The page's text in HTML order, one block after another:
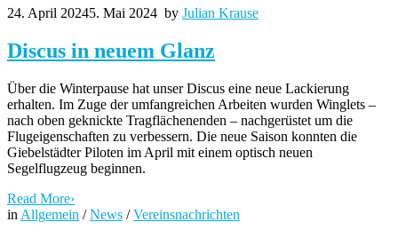
24. April 20245. Mai 2024 by Julian Krause
Discus in neuem Glanz
Über die Winterpause hat unser Discus eine neue Lackierung
erhalten. Im Zuge der umfangreichen Arbeiten wurden Winglets –
nach oben geknickte Tragflächenenden – nachgerüstet um die
Flugeigenschaften zu verbessern. Die neue Saison konnten die
Giebelstädter Piloten im April mit einem optisch neuen
Segelflugzeug beginnen.
Read More›
in Allgemein /News /Vereinsnachrichten